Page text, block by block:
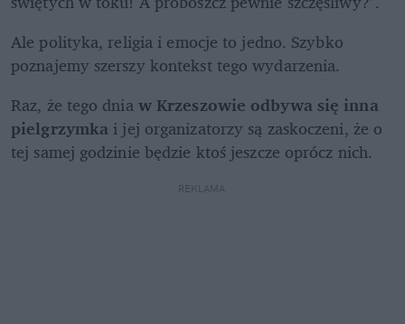
Ale polityka, religia i emocje to jedno. Szybko
poznajemy szerszy kontekst tego wydarzenia.
Raz, że tego dnia w Krzeszowie odbywa się inna
pielgrzymka i jej organizatorzy są zaskoczeni, że o
tej samej godzinie będzie ktoś jeszcze oprócz nich.
REKLAMA